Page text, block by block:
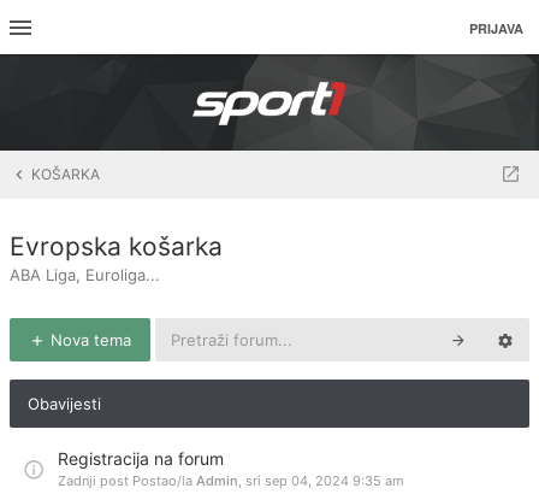
PRIJAVA
KOŠARKA
Evropska košarka
ABA Liga, Euroliga...
Nova tema
Obavijesti
Registracija na forum
Zadnji post Postao/la Admin, sri sep 04, 2024 9:35 am